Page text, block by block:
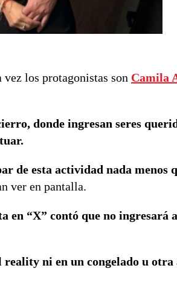
vez los protagonistas son Camila
donde ingresan seres
de esta actividad nada menos
ver en pantalla.
en “X” contó que no ingresará
ni en un congelado u